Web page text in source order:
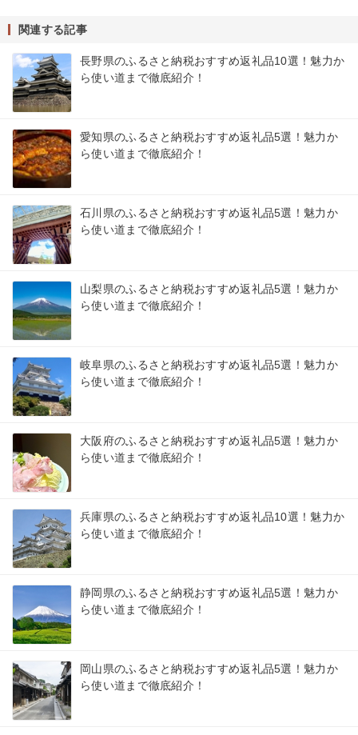
関連する記事
長野県のふるさと納税おすすめ返礼品10選！魅力か
ら使い道まで徹底紹介！
愛知県のふるさと納税おすすめ返礼品5選！魅力か
ら使い道まで徹底紹介！
石川県のふるさと納税おすすめ返礼品5選！魅力か
ら使い道まで徹底紹介！
山梨県のふるさと納税おすすめ返礼品5選！魅力か
ら使い道まで徹底紹介！
岐阜県のふるさと納税おすすめ返礼品5選！魅力か
ら使い道まで徹底紹介！
大阪府のふるさと納税おすすめ返礼品5選！魅力か
ら使い道まで徹底紹介！
兵庫県のふるさと納税おすすめ返礼品10選！魅力か
ら使い道まで徹底紹介！
静岡県のふるさと納税おすすめ返礼品5選！魅力か
ら使い道まで徹底紹介！
岡山県のふるさと納税おすすめ返礼品5選！魅力か
ら使い道まで徹底紹介！